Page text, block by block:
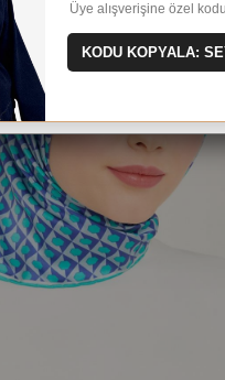
Üye alışverişine özel
KODU KOPYALA: